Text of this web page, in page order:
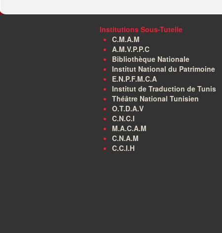
Institutions Sous-Tutelle
C.M.A.M
A.M.V.P.P.C
Bibliothèque Nationale
Institut National du Patrimoine
E.N.P.F.M.C.A
Institut de Traduction de Tunis
Théâtre National Tunisien
O.T.D.A.V
C.N.C.I
M.A.C.A.M
C.N.A.M
C.C.I.H